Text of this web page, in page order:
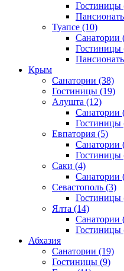
Гостиницы
Туапсе (10)
Санатории
Гостиницы
Крым
Санатории (38)
Гостиницы (19)
Алушта (12)
Санатории
Гостиницы
Евпатория (5)
Санатории
Гостиницы
Саки (4)
Санатории
Севастополь (3)
Гостиницы
Ялта (14)
Санатории
Гостиницы
Абхазия
Санатории (19)
Гостиницы (9)